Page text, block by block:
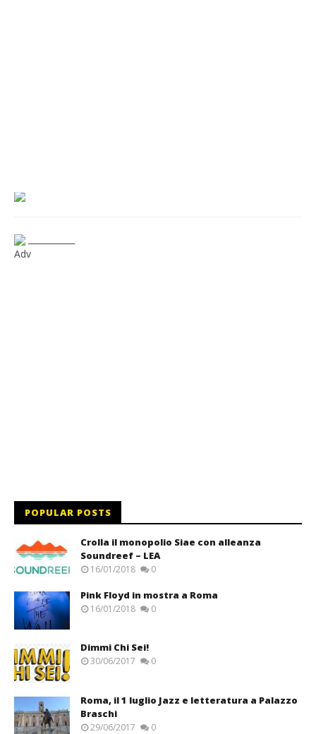
Adv
POPULAR POSTS
Crolla il monopolio Siae con alleanza
Soundreef – LEA
16/01/2018 0
Pink Floyd in mostra a Roma
16/01/2018 0
Dimmi Chi Sei!
30/06/2017 0
Roma, il 1 luglio Jazz e letteratura a Palazzo
Braschi
29/06/2017 0